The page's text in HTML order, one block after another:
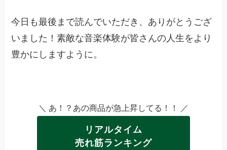
今日も最後まで読んでいただき、ありがとうござ
いました！素敵な音楽体験が皆さんの人生をより
豊かにしますように。
＼ あ！？あの商品が急上昇してる！！ ／
リアルタイム
売れ筋ランキング